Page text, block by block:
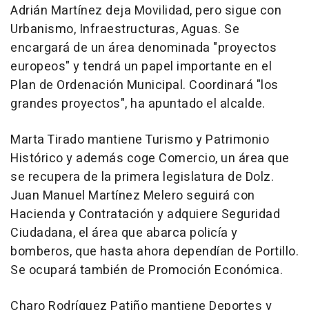
Adrián Martínez deja Movilidad, pero sigue con
Urbanismo, Infraestructuras, Aguas. Se
encargará de un área denominada "proyectos
europeos" y tendrá un papel importante en el
Plan de Ordenación Municipal. Coordinará "los
grandes proyectos", ha apuntado el alcalde.
Marta Tirado mantiene Turismo y Patrimonio
Histórico y además coge Comercio, un área que
se recupera de la primera legislatura de Dolz.
Juan Manuel Martínez Melero seguirá con
Hacienda y Contratación y adquiere Seguridad
Ciudadana, el área que abarca policía y
bomberos, que hasta ahora dependían de Portillo.
Se ocupará también de Promoción Económica.
Charo Rodríguez Patiño mantiene Deportes y